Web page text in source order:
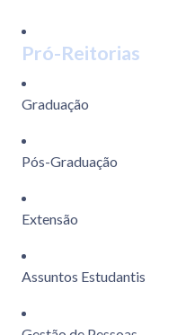
Pró-Reitorias
Graduação
Pós-Graduação
Extensão
Assuntos Estudantis